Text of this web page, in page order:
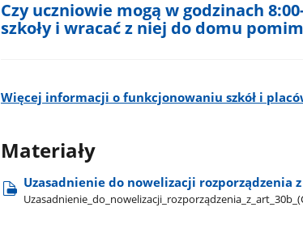
Czy uczniowie mogą w godzinach
szkoły i wracać z niej do domu
Więcej informacji o funkcjonowaniu szkół i
Materiały
Uzasadnienie do nowelizacji rozporządzenia